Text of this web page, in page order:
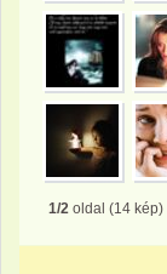
1/2oldal (14 kép)